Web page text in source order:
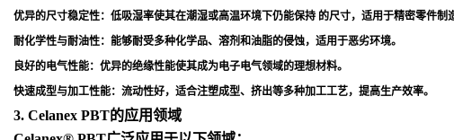
优异的尺寸稳定性：低吸湿率使其在潮湿或高温环境下仍能保持 的尺寸，适用于精密零件制
耐化学性与耐油性：能够耐受多种化学品、溶剂和油脂的侵蚀，适用于恶劣环境。
良好的电气性能：优异的绝缘性能使其成为电子电气领域的理想材料。
快速成型与加工性能：流动性好，适合注塑成型、挤出等多种加工工艺，提高生产效率。
3. Celanex PBT的应用领域